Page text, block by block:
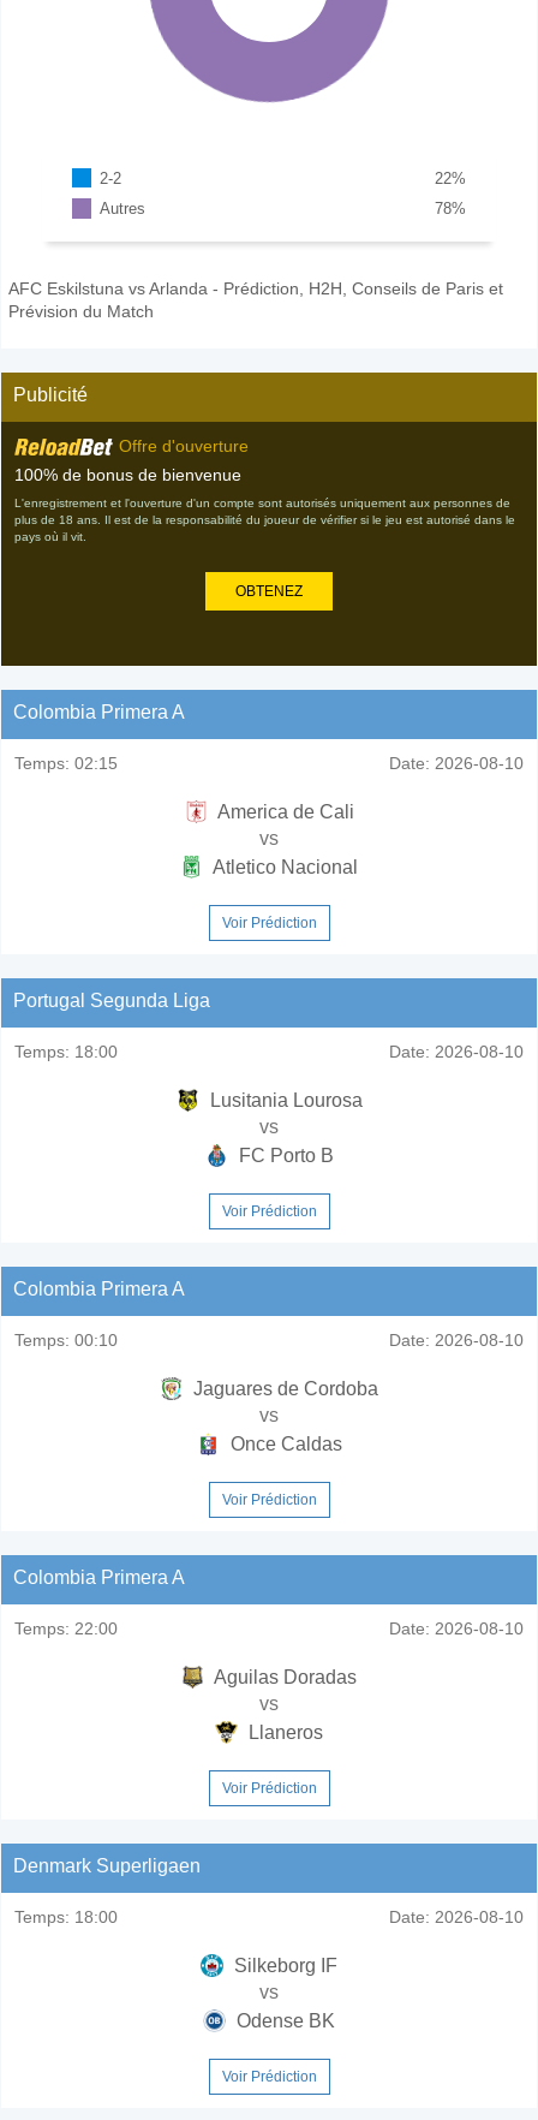
2-2 %
22
Autres
%
78
AFC Eskilstuna vs Arlanda - Prédiction, H2H, Conseils de Paris et
Prévision du Match
Publicité
Offre d'ouverture
100% de bonus de bienvenue
L'enregistrement et l'ouverture d'un compte sont autorisés uniquement aux personnes de
plus de 18 ans. Il est de la responsabilité du joueur de vérifier si le jeu est autorisé dans le
pays où il vit.
OBTENEZ
Colombia Primera A
Temps: 02:15 Date: 2026-08-10
America de Cali
vs
Atletico Nacional
Voir Prédiction
Portugal Segunda Liga
Temps: 18:00 Date: 2026-08-10
Lusitania Lourosa
vs
FC Porto B
Voir Prédiction
Colombia Primera A
Temps: 00:10 Date: 2026-08-10
Jaguares de Cordoba
vs
Once Caldas
Voir Prédiction
Colombia Primera A
Temps: 22:00 Date: 2026-08-10
Aguilas Doradas
vs
Llaneros
Voir Prédiction
Denmark Superligaen
Temps: 18:00 Date: 2026-08-10
Silkeborg IF
vs
Odense BK
Voir Prédiction